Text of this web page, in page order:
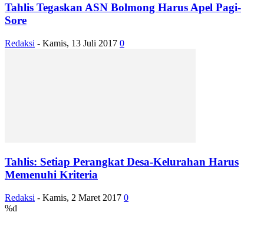
Tahlis Tegaskan ASN Bolmong Harus Apel Pagi-
Sore
Redaksi - Kamis, 13 Juli 2017 0
Tahlis: Setiap Perangkat Desa-Kelurahan Harus
Memenuhi Kriteria
Redaksi - Kamis, 2 Maret 2017 0
%d